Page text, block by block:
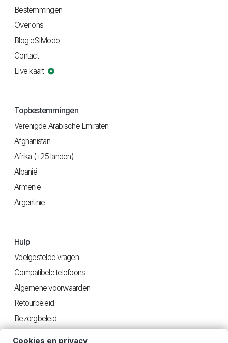
Bestemmingen
Over ons
Blog eSIModo
Contact
Live kaart
Topbestemmingen
Verenigde Arabische Emiraten
Afghanistan
Afrika (+25 landen)
Albanië
Armenië
Argentinië
Hulp
Veelgestelde vragen
Compatibele telefoons
Algemene voorwaarden
Retourbeleid
Bezorgbeleid
Cookies en privacy